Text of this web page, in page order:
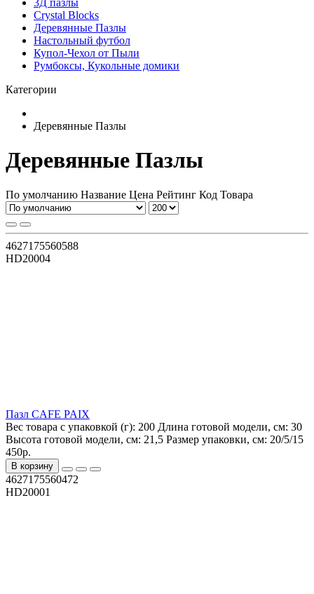
3Д пазлы
Crystal Blocks
Деревянные Пазлы
Настольный футбол
Купол-Чехол от Пыли
Румбоксы, Кукольные домики
Категории
Деревянные Пазлы
Деревянные Пазлы
По умолчанию Название Цена Рейтинг Код Товара
4627175560588
HD20004
Пазл CAFE PAIX
Вес товара с упаковкой (г): 200 Длина готовой модели, см: 30
Высота готовой модели, см: 21,5 Размер упаковки, см: 20/5/15
450р.
В корзину
4627175560472
HD20001